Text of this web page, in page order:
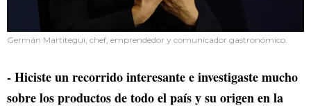
Germán Martitegui, chef, emprendedor y comunicador gastronómico.
- Hiciste un recorrido interesante e investigaste mucho
sobre los productos de todo el país y su origen en la